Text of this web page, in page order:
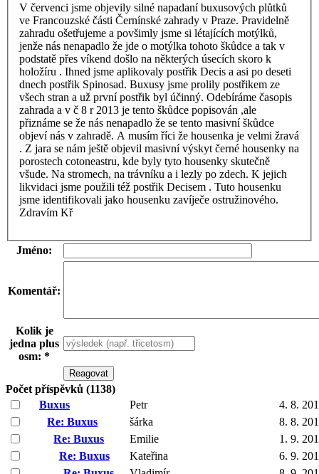
V červenci jsme objevily silné napadaní buxusových plůtků
ve Francouzské části Černínské zahrady v Praze. Pravidelně
zahradu ošetřujeme a povšimly jsme si létajících motýlků,
jenže nás nenapadlo že jde o motýlka tohoto škůdce a tak v
podstatě přes víkend došlo na některých úsecích skoro k
holožíru . Ihned jsme aplikovaly postřik Decis a asi po deseti
dnech postřik Spinosad. Buxusy jsme prolily postřikem ze
všech stran a už první postřik byl účinný. Odebíráme časopis
zahrada a v č 8 r 2013 je tento škůdce popisován ,ale
přiznáme se že nás nenapadlo že se tento masivní škůdce
objeví nás v zahradě. A musím říci že housenka je velmi žravá
. Z jara se nám ještě objevil masivní výskyt černé housenky na
porostech cotoneastru, kde byly tyto housenky skutečně
všude. Na stromech, na trávníku a i lezly po zdech. K jejich
likvidaci jsme použili též postřik Decisem . Tuto housenku
jsme identifikovali jako housenku zavíječe ostružinového.
Zdravím Kř
Jméno:
Komentář:
Kolik je
jedna plus
osm: *
Počet příspěvků (1138)
Buxus
Petr
4. 8.
Re: Buxus
šárka
8. 8.
Re: Buxus
Emilie
1. 9.
Re: Buxus
Kateřina
6. 9.